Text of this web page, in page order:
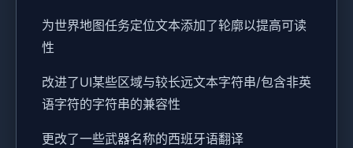
为世界地图任务定位文本添加了轮廓以提高可读
性
改进了UI某些区域与较长远文本字符串/包含非英
语字符的字符串的兼容性
更改了一些武器名称的西班牙语翻译